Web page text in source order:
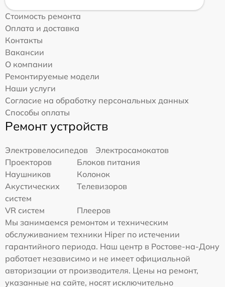
Стоимость ремонта
Оплата и доставка
Контакты
Вакансии
О компании
Ремонтируемые модели
Наши услуги
Согласие на обработку персональных данных
Способы оплаты
Ремонт устройств
Электровелосипедов
Электросамокатов
Проекторов
Блоков питания
Наушников
Колонок
Акустических
систем
Телевизоров
VR систем
Плееров
Мы занимаемся ремонтом и техническим
обслуживанием техники Hiper по истечении
гарантийного периода. Наш центр в Ростове-на-Дону
работает независимо и не имеет официальной
авторизации от производителя. Цены на ремонт,
указанные на сайте, носят исключительно